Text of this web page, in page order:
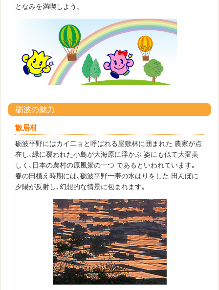
となみを満喫しよう。
砺波の魅力
散居村
砺波平野にはカイ二ョと呼ばれる屋敷林に囲まれた 農家が点
在し､緑に覆われた小島が大海原に浮かぶ 姿にも似て大変美
しく､日本の農村の原風景の一つ であるといわれています｡
春の田植え時期には､砺波平野一帯の水はりをした 田んぼに
夕陽が反射し､幻想的な情景に包まれます｡